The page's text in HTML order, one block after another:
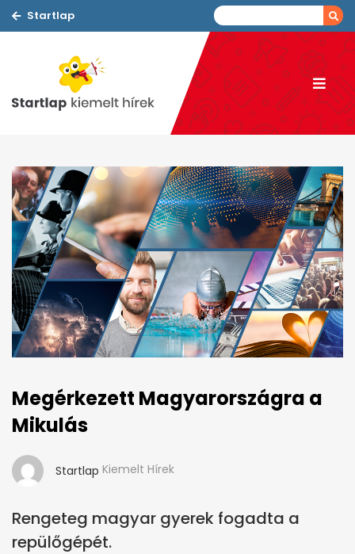
Startlap
Megérkezett Magyarországra a
Mikulás
Startlap Kiemelt Hírek
Rengeteg magyar gyerek fogadta a
repülőgépét.